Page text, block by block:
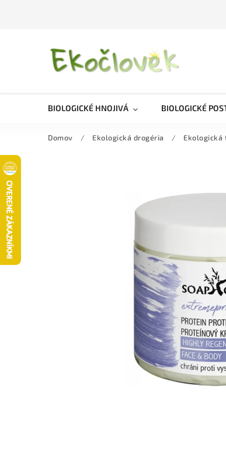
BIOLOGICKÉ HNOJIVÁ BIOLOGICKÉ
Domov / Ekologická drogéria / Ekologická